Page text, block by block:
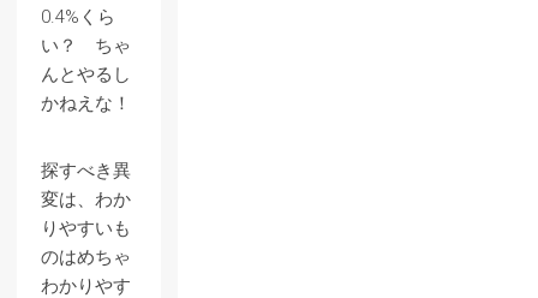
0.4%くら
い？ ちゃ
んとやるし
かねえな！
探すべき異
変は、わか
りやすいも
のはめちゃ
わかりやす